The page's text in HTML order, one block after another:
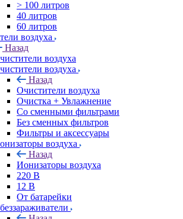
> 100 литров
40 литров
60 литров
воздуха
Назад
воздуха
воздуха
Назад
Очистители воздуха
Очистка + Увлажнение
Cо сменными фильтрами
Без сменных фильтров
Фильтры и аксессуары
воздуха
Назад
Ионизаторы воздуха
220 В
12 В
От батарейки